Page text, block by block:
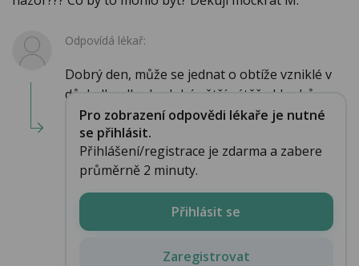
Odpovídá lékař:
Dobrý den, může se jednat o obtíže vzniklé v
důsledku dlouhodobé větší zátěže kloubů...
Pro zobrazení odpovědi lékaře je nutné
se přihlásit.
Přihlášení/registrace je zdarma a zabere
průměrně 2 minuty.
Přihlásit se
Zaregistrovat